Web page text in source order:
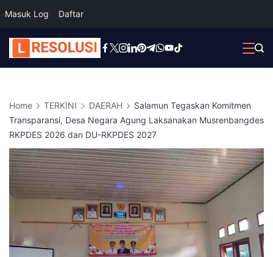
Masuk Log Daftar
Skip
to
Home TERKINI DAERAH
Salamun Tegaskan Komitmen
Transparansi, Desa Negara Agung Laksanakan Musrenbangdes
RKPDES 2026 dan DU-RKPDES 2027